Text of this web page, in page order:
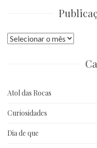
Publicações
Atol das Rocas
Curiosidades
Dia de que